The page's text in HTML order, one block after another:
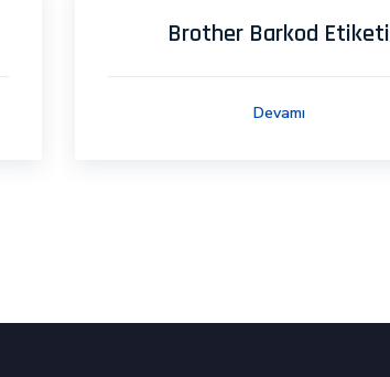
Brother Barkod Etiketi
Devamı